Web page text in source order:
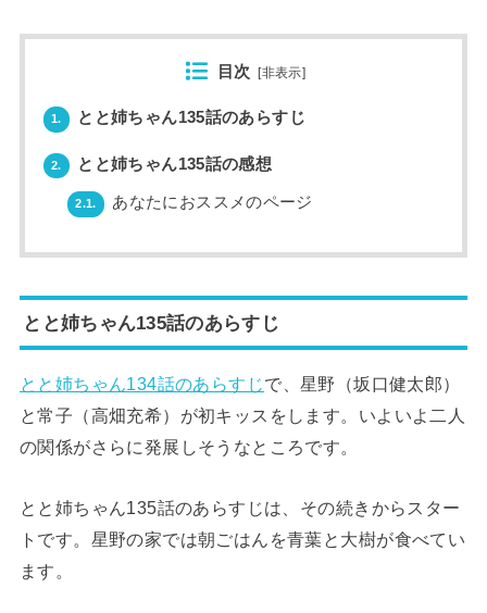
目次 [非表示]
1. とと姉ちゃん135話のあらすじ
2. とと姉ちゃん135話の感想
2.1. あなたにおススメのページ
とと姉ちゃん135話のあらすじ
とと姉ちゃん134話のあらすじで、星野（坂口健太郎）
と常子（高畑充希）が初キッスをします。いよいよ二人
の関係がさらに発展しそうなところです。
とと姉ちゃん135話のあらすじは、その続きからスター
トです。星野の家では朝ごはんを青葉と大樹が食べてい
ます。